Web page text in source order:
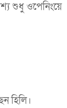
শুধু ওপেনিংয়ে
হিলি।